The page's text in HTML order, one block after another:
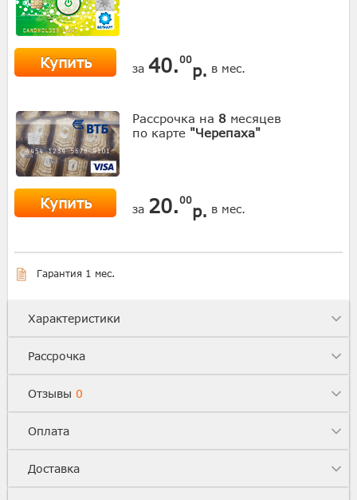
Купить за 40.00
р. в мес.
Рассрочка на 8 месяцев
по карте "Черепаха"
Купить за 20.00
р. в мес.
Гарантия 1 мес.
Характеристики
Рассрочка
Отзывы 0
Оплата
Доставка